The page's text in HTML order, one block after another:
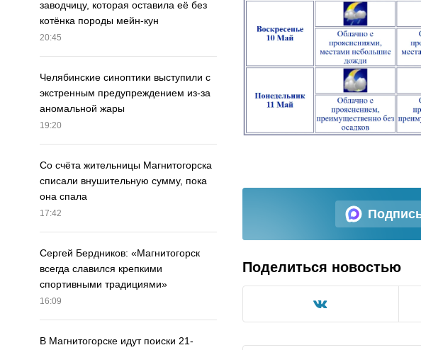
заводчицу, которая оставила её без
котёнка породы мейн-кун
20:45
Челябинские синоптики выступили с
экстренным предупреждением из-за
аномальной жары
19:20
Со счёта жительницы Магнитогорска
списали внушительную сумму, пока
она спала
17:42
Сергей Бердников: «Магнитогорск
всегда славился крепкими
спортивными традициями»
16:09
В Магнитогорске идут поиски 21-
Поделиться новостью